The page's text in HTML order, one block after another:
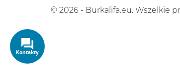
© 2026 - Burkalifa.eu. Wszelkie
Kontakty